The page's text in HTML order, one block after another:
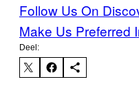
Follow Us On
Make Us Preferred
Deel: